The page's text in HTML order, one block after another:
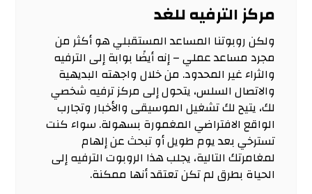
مركز الترفيه للغد
ولكن روبوتنا المساعد المستقبلي هو أكثر من
مجرد مساعد عملي – إنه أيضًا بوابة إلى الترفيه
والثراء غير المحدود. من خلال واجهته البديهية
والاتصال السلس، يتحول إلى مركز ترفيه شخصي
لك، يتيح لك تشغيل الموسيقى والأخبار وتجارب
الواقع الافتراضي المغمورة بسهولة. سواء كنت
تسترخي بعد يوم طويل أو تبحث عن إلهام
لمغامرتك التالية، يجلب هذا الروبوت الترفيه إلى
الحياة بطرق لم تكن تعتقد أنها ممكنة.